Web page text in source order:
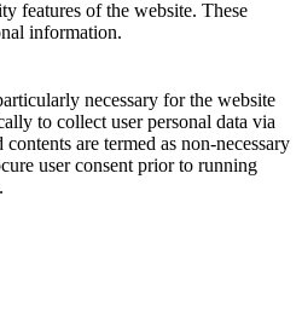
features of the website. These
information.
necessary for the website
to collect user personal data via
are termed as non-necessary
user consent prior to running